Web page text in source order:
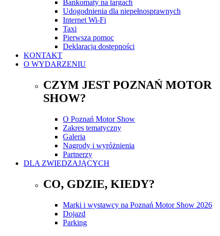
Bankomaty na targach
Udogodnienia dla niepełnosprawnych
Internet Wi-Fi
Taxi
Pierwsza pomoc
Deklaracja dostępności
KONTAKT
O WYDARZENIU
CZYM JEST POZNAŃ MOTOR
SHOW?
O Poznań Motor Show
Zakres tematyczny
Galeria
Nagrody i wyróżnienia
Partnerzy
DLA ZWIEDZAJĄCYCH
CO, GDZIE, KIEDY?
Marki i wystawcy na Poznań Motor Show 2026
Dojazd
Parking